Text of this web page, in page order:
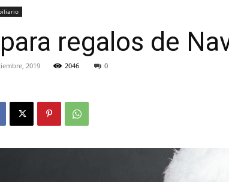
regalos de
2019 2046 0